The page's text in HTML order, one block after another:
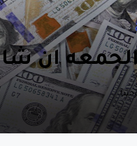
الجمعه ان